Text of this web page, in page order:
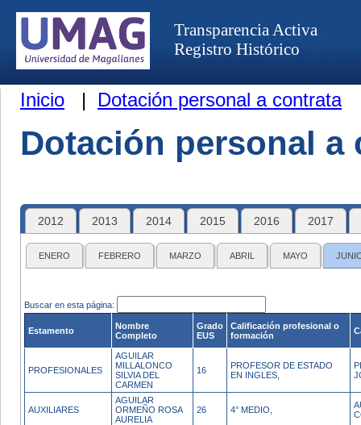
Transparencia Activa
Registro Histórico
Inicio | Dotación personal a contrata
Dotación personal a
2012 2013 2014 2015 2016 2017
ENERO FEBRERO MARZO ABRIL MAYO
Buscar en esta página:
Estamento
Nombre
Completo
Grado
EUS
Calificación profesional o
formación
PROFESIONALES
AGUILAR
MILLALONCO
SILVIA DEL
CARMEN
16
PROFESOR DE ESTADO
EN INGLES,
AUXILIARES
AGUILAR
ORMEÑO ROSA
AURELIA
26 4° MEDIO,